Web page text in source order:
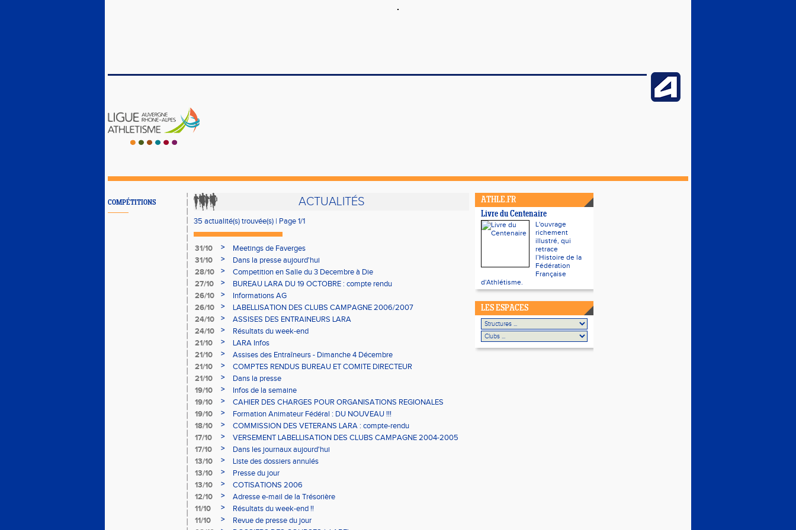
COMPÉTITIONS ACTUALITÉS
35 actualité(s) trouvée(s) | Page 1/1
31/10 >
Meetings de Faverges
31/10
>
Dans la presse aujourd'hui
28/10
>
Competition en Salle du 3 Decembre à Die
27/10
>
BUREAU LARA DU 19 OCTOBRE : compte rendu
26/10
>
Informations AG
26/10
>
LABELLISATION DES CLUBS CAMPAGNE 2006/2007
24/10
>
ASSISES DES ENTRAINEURS LARA
24/10
>
Résultats du week-end
21/10
>
LARA Infos
21/10
>
Assises des Entraîneurs - Dimanche 4 Décembre
21/10
>
COMPTES RENDUS BUREAU ET COMITE DIRECTEUR
21/10
>
Dans la presse
19/10
>
Infos de la semaine
19/10
>
CAHIER DES CHARGES POUR ORGANISATIONS REGIONALES
19/10
>
Formation Animateur Fédéral : DU NOUVEAU !!!
18/10
>
COMMISSION DES VETERANS LARA : compte-rendu
17/10
>
VERSEMENT LABELLISATION DES CLUBS CAMPAGNE 2004-2005
17/10
>
Dans les journaux aujourd'hui
13/10
>
Liste des dossiers annulés
13/10
>
Presse du jour
13/10
>
COTISATIONS 2006
12/10
>
Adresse e-mail de la Trésorière
11/10
>
Résultats du week-end !!
11/10
>
Revue de presse du jour
ATHLE.FR
Livre du Centenaire
L'ouvrage
richement
illustré, qui
retrace
l’Histoire de la
Fédération
Française
d'Athlétisme.
LES ESPACES